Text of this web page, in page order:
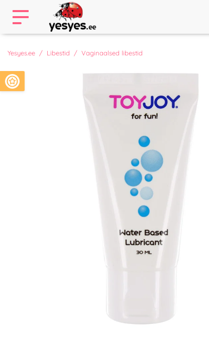
Yesyes.ee Libestid Vaginaalsed libestid